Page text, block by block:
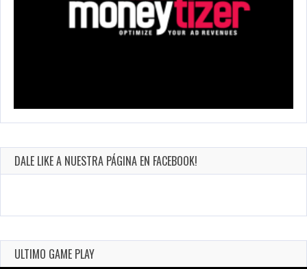
DALE LIKE A NUESTRA PÁGINA EN FACEBOOK!
ULTIMO GAME PLAY